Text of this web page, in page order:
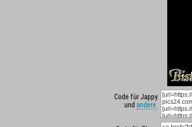
Code für Jappy
und andere: